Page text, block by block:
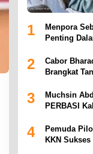
1
Menpora
Penting
2
Cabor
Brangkat
3
Muchsin
PERBASI
4
Pemuda
KKN